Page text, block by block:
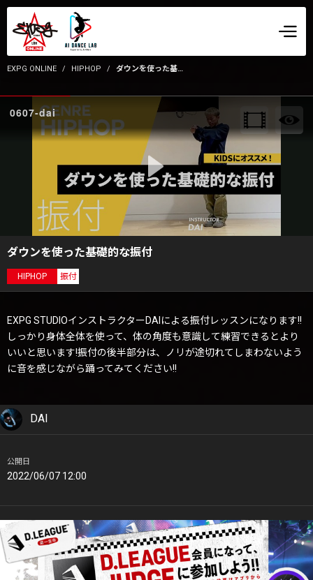
EXPG ONLINE HIPHOP ダウンを使った基礎的な振付
0607-dai
ダウンを使った基礎的な振付
HIPHOP 振付
EXPG STUDIOインストラクターDAIによる振付レッスンになります!!
しっかり身体全体を使って、体の角度も意識して練習できるとより
いいと思います!振付の後半部分は、ノリが途切れてしまわないよう
に音を感じながら踊ってみてください!!
DAI
公開日
2022/06/07 12:00